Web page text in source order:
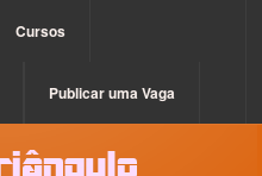
Cursos
Publicar uma Vaga